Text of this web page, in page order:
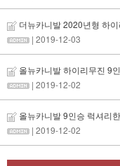
더뉴카니발 2020년형 하이리무
| 2019-12-03
올뉴카니발 하이리무진 9인승 튜
| 2019-12-02
올뉴카니발 9인승 럭셔리한
| 2019-12-02